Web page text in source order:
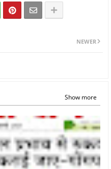
NEWER
Show more